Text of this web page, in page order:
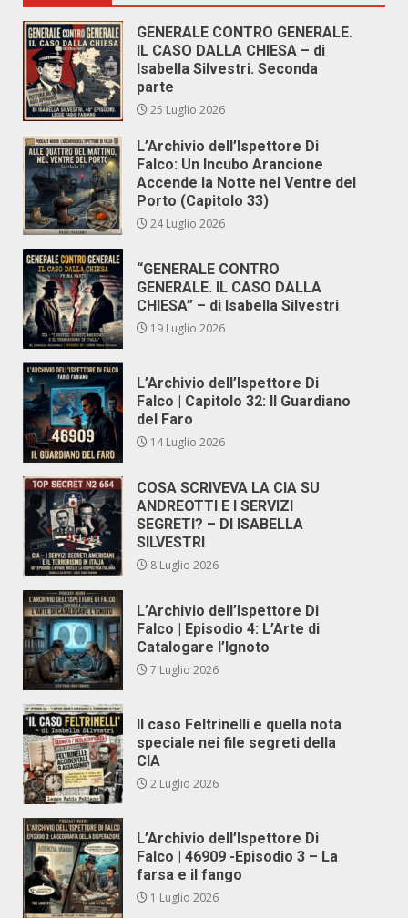
GENERALE CONTRO GENERALE.
IL CASO DALLA CHIESA – di
Isabella Silvestri. Seconda
parte
25 Luglio 2026
L’Archivio dell’Ispettore Di
Falco: Un Incubo Arancione
Accende la Notte nel Ventre del
Porto (Capitolo 33)
24 Luglio 2026
“GENERALE CONTRO
GENERALE. IL CASO DALLA
CHIESA” – di Isabella Silvestri
19 Luglio 2026
L’Archivio dell’Ispettore Di
Falco | Capitolo 32: Il Guardiano
del Faro
14 Luglio 2026
COSA SCRIVEVA LA CIA SU
ANDREOTTI E I SERVIZI
SEGRETI? – DI ISABELLA
SILVESTRI
8 Luglio 2026
L’Archivio dell’Ispettore Di
Falco | Episodio 4: L’Arte di
Catalogare l’Ignoto
7 Luglio 2026
Il caso Feltrinelli e quella nota
speciale nei file segreti della
CIA
2 Luglio 2026
L’Archivio dell’Ispettore Di
Falco | 46909 -Episodio 3 – La
farsa e il fango
1 Luglio 2026